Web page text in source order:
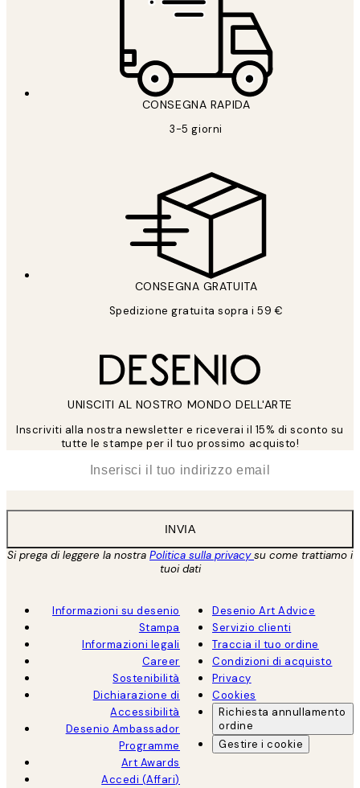
CONSEGNA RAPIDA
3-5 giorni
CONSEGNA GRATUITA
Spedizione gratuita sopra i 59 €
UNISCITI AL NOSTRO MONDO DELL'ARTE
Inscriviti alla nostra newsletter e riceverai il 15% di sconto su
tutte le stampe per il tuo prossimo acquisto!
INVIA
Si prega di leggere la nostra Politica sulla privacysu come trattiamo i
tuoi dati
Informazioni su desenio
Stampa
Informazioni legali
Career
Sostenibilità
Dichiarazione di
Accessibilità
Desenio Ambassador
Programme
Art Awards
Accedi (Affari)
Desenio Art Advice
Servizio clienti
Traccia il tuo ordine
Condizioni di acquisto
Privacy
Cookies
Richiesta annullamento
ordine
Gestire i cookie